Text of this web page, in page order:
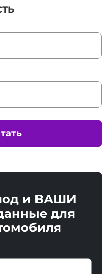
и ВАШИ
для